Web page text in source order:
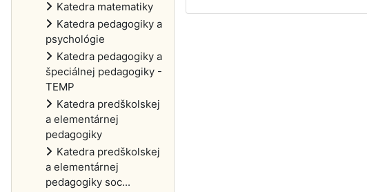
Katedra matematiky
Katedra pedagogiky a
psychológie
Katedra pedagogiky a
špeciálnej pedagogiky -
TEMP
Katedra predškolskej
a elementárnej
pedagogiky
Katedra predškolskej
a elementárnej
pedagogiky soc...